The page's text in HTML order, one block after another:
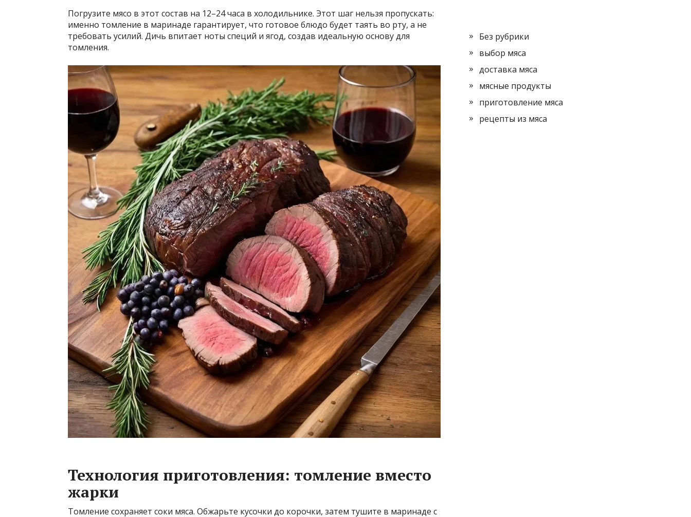
Погрузите мясо в этот состав на 12–24 часа в холодильнике. Этот шаг нельзя пропускать:
именно томление в маринаде гарантирует, что готовое блюдо будет таять во рту, а не
требовать усилий. Дичь впитает ноты специй и ягод, создав идеальную основу для
томления.
Технология приготовления: томление вместо
жарки
Томление сохраняет соки мяса. Обжарьте кусочки до корочки, затем тушите в маринаде с
Без рубрики
выбор мяса
доставка мяса
мясные продукты
приготовление мяса
рецепты из мяса